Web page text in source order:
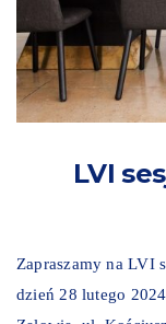
LVI
Zapraszamy na LVI
dzień 28 lutego